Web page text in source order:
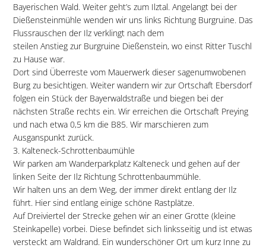
Bayerischen Wald. Weiter geht’s zum Ilztal. Angelangt bei der
Dießensteinmühle wenden wir uns links Richtung Burgruine. Das
Flussrauschen der Ilz verklingt nach dem
steilen Anstieg zur Burgruine Dießenstein, wo einst Ritter Tuschl
zu Hause war.
Dort sind Überreste vom Mauerwerk dieser sagenumwobenen
Burg zu besichtigen. Weiter wandern wir zur Ortschaft Ebersdorf
folgen ein Stück der Bayerwaldstraße und biegen bei der
nächsten Straße rechts ein. Wir erreichen die Ortschaft Preying
und nach etwa 0,5 km die B85. Wir marschieren zum
Ausganspunkt zurück.
3. Kalteneck-Schrottenbaumühle
Wir parken am Wanderparkplatz Kalteneck und gehen auf der
linken Seite der Ilz Richtung Schrottenbaummühle.
Wir halten uns an dem Weg, der immer direkt entlang der Ilz
führt. Hier sind entlang einige schöne Rastplätze.
Auf Dreiviertel der Strecke gehen wir an einer Grotte (kleine
Steinkapelle) vorbei. Diese befindet sich linksseitig und ist etwas
versteckt am Waldrand. Ein wunderschöner Ort um kurz Inne zu